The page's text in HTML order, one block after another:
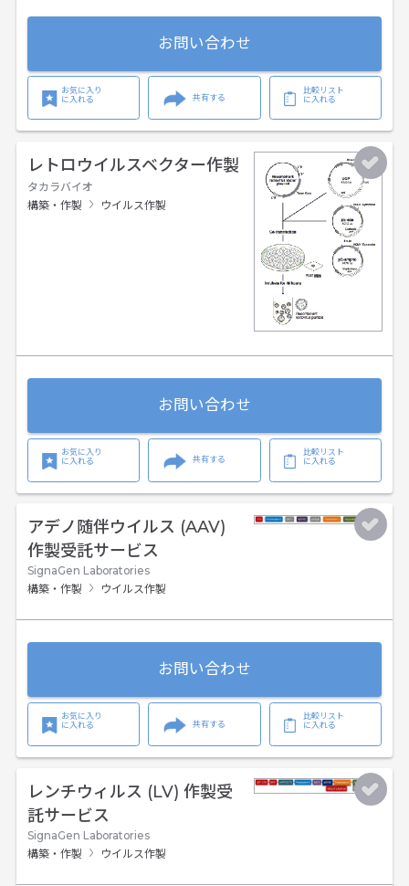
お問い合わせ
お気に入り
に入れる
共有する
比較リスト
に入れる
レトロウイルスベクター作製
タカラバイオ
構築・作製
ウイルス作製
お問い合わせ
お気に入り
に入れる
共有する
比較リスト
に入れる
アデノ随伴ウイルス (AAV)
作製受託サービス
SignaGen Laboratories
構築・作製
ウイルス作製
お問い合わせ
お気に入り
に入れる
共有する
比較リスト
に入れる
レンチウィルス (LV) 作製受
託サービス
SignaGen Laboratories
構築・作製
ウイルス作製